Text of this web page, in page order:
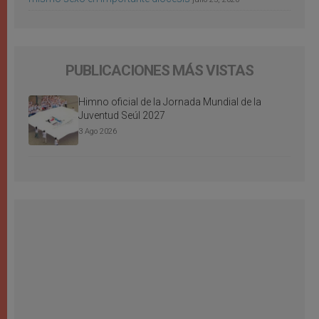
PUBLICACIONES MÁS VISTAS
Himno oficial de la Jornada Mundial de la
Juventud Seúl 2027
3 Ago 2026